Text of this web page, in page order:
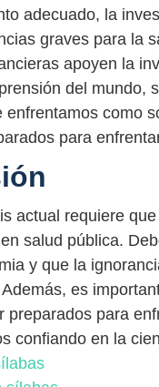
adecuado, la
graves para la
apoyen la
del mundo,
enfrentamos como
para
actual requiere
salud pública.
y que la
es
preparados para
confiando en la